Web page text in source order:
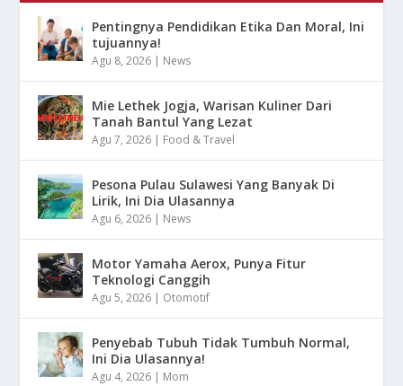
Pentingnya Pendidikan Etika Dan Moral, Ini
tujuannya!
Agu 8, 2026 | News
Mie Lethek Jogja, Warisan Kuliner Dari
Tanah Bantul Yang Lezat
Agu 7, 2026 | Food & Travel
Pesona Pulau Sulawesi Yang Banyak Di
Lirik, Ini Dia Ulasannya
Agu 6, 2026 | News
Motor Yamaha Aerox, Punya Fitur
Teknologi Canggih
Agu 5, 2026 | Otomotif
Penyebab Tubuh Tidak Tumbuh Normal,
Ini Dia Ulasannya!
Agu 4, 2026 | Mom